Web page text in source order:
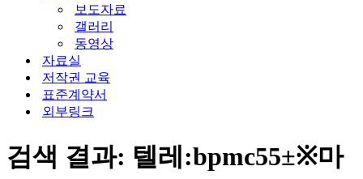
보도자료
갤러리
동영상
자료실
저작권 교육
표준계약서
외부링크
검색 결과: 텔레:bpmc55±※마